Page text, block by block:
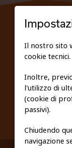
Il nostro sito
cookie tecnici.
Inoltre,
l'utilizzo di
(cookie di
passivi).
Chiudendo
navigazione